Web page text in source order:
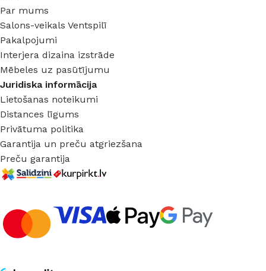
Par mums
Salons-veikals Ventspilī
Pakalpojumi
Interjera dizaina izstrāde
Mēbeles uz pasūtījumu
Juridiska informācija
Lietošanas noteikumi
Distances līgums
Privātuma politika
Garantija un preču atgriezšana
Preču garantija